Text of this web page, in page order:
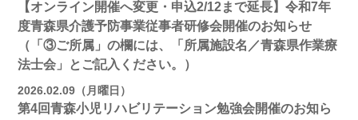
【オンライン開催へ変更・申込2/12まで延長】令和7年
度青森県介護予防事業従事者研修会開催のお知らせ
（「③ご所属」の欄には、「所属施設名／青森県作業療
法士会」とご記入ください。）
2026.02.09（月曜日）
第4回青森小児リハビリテーション勉強会開催のお知ら